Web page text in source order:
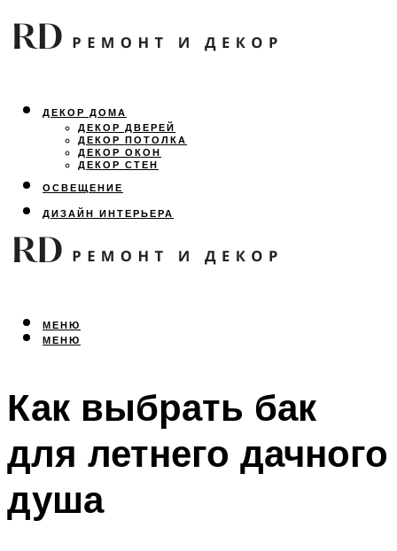
ДЕКОР ДОМА
ДЕКОР ДВЕРЕЙ
ДЕКОР ПОТОЛКА
ДЕКОР ОКОН
ДЕКОР СТЕН
ОСВЕЩЕНИЕ
ДИЗАЙН ИНТЕРЬЕРА
ЛАНДШАФТНЫЙ ДИЗАЙН
ВСЕ ПРО РЕМОНТ
МЕНЮ
МЕНЮ
Как выбрать бак
для летнего дачного
душа